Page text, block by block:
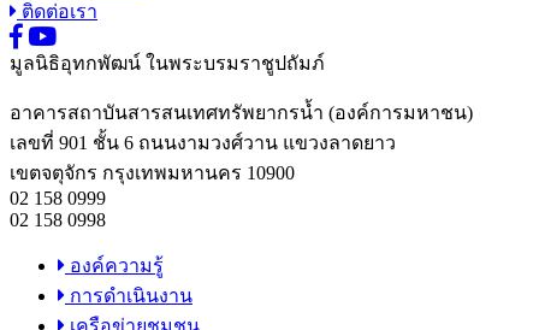
ติดต่อเรา
มูลนิธิอุทกพัฒน์ ในพระบรมราชูปถัมภ์
อาคารสถาบันสารสนเทศทรัพยากรน้ำ (องค์การมหาชน)
เลขที่ 901 ชั้น 6 ถนนงามวงศ์วาน แขวงลาดยาว
เขตจตุจักร กรุงเทพมหานคร 10900
02 158 0999
02 158 0998
องค์ความรู้
การดำเนินงาน
เครือข่ายชุมชน